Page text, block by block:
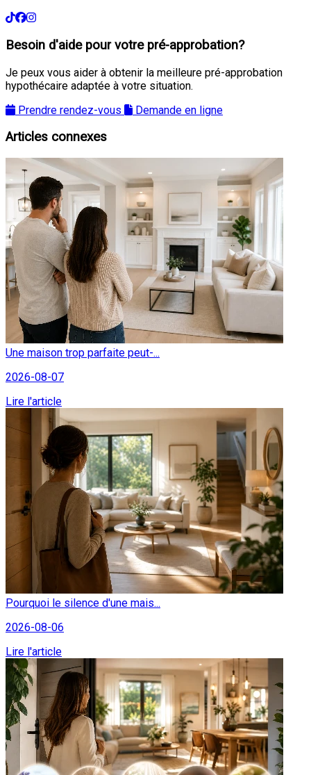
Besoin d'aide pour votre pré-approbation?
Je peux vous aider à obtenir la meilleure pré-approbation
hypothécaire adaptée à votre situation.
Prendre rendez-vous
Demande en ligne
Articles connexes
Une maison trop parfaite peut-...
2026-08-07
Lire l'article
Pourquoi le silence d'une mais...
2026-08-06
Lire l'article